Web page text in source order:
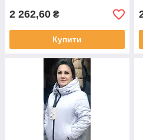
2 262,60 ₴
Купити